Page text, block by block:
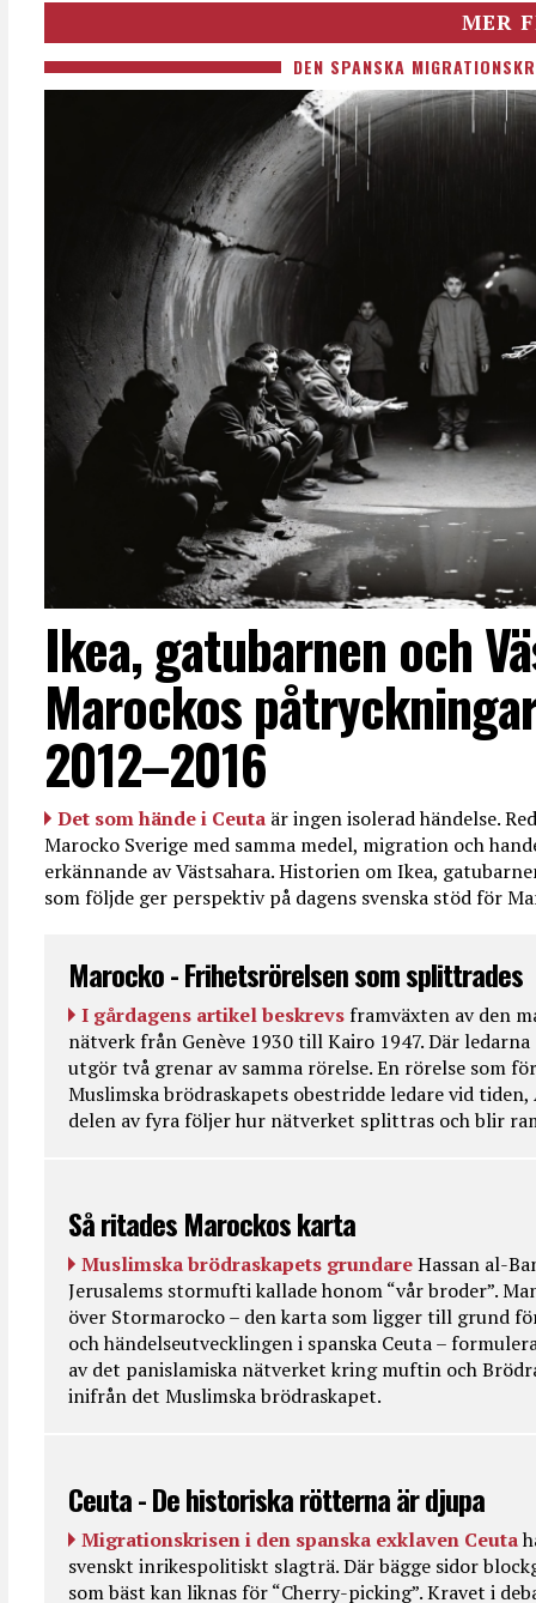
MER
DEN SPANSKA
Ikea, gatubarnen och
Marockos
2012–2016
Det som hände i Ceuta är ingen isolerad händelse.
Marocko Sverige med samma medel, migration och
erkännande av Västsahara. Historien om Ikea,
som följde ger perspektiv på dagens svenska stöd för
Marocko - Frihetsrörelsen som splittrades
I gårdagens artikel beskrevs framväxten av den
nätverk från Genève 1930 till Kairo 1947. Där
utgör två grenar av samma rörelse. En rörelse som
Muslimska brödraskapets obestridde ledare vid
delen av fyra följer hur nätverket splittras och blir
Så ritades Marockos karta
Muslimska brödraskapets grundareHassan al-
Jerusalems stormufti kallade honom “vår broder”.
över Stormarocko – den karta som ligger till grund
och händelseutvecklingen i spanska Ceuta –
av det panislamiska nätverket kring muftin och
inifrån det Muslimska brödraskapet.
Ceuta - De historiska rötterna är djupa
Migrationskrisen i den spanska exklaven Ceuta
svenskt inrikespolitiskt slagträ. Där bägge sidor
som bäst kan liknas för “Cherry-picking”. Kravet i